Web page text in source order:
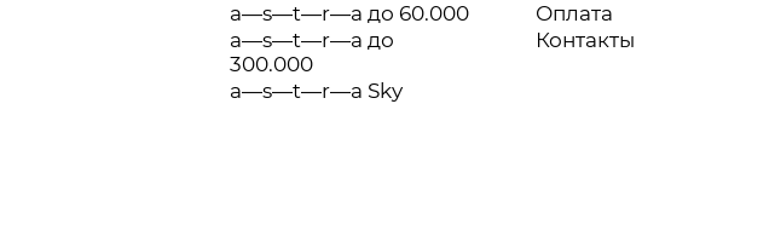
a—s—t—r—a до 60.000
a—s—t—r—a до
300.000
a—s—t—r—a Sky
Оплата
Контакты